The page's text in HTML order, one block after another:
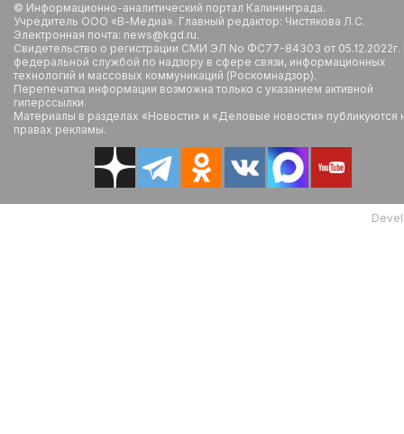
© Информационно-аналитический портал Калининграда.
Учредитель ООО «В-Медиа». Главный редактор: Чистякова Л.С.
Электронная почта: news@kgd.ru.
Свидетельство о регистрации СМИ ЭЛ No ФС77-84303 от
федеральной службой по надзору в сфере связи, информационных
технологий и массовых коммуникаций (Роскомнадзор).
Перепечатка информации возможна только с указанием активной
гиперссылки.
Материалы в разделах «Новости» и «Деловые новости» публикуются
правах рекламы.